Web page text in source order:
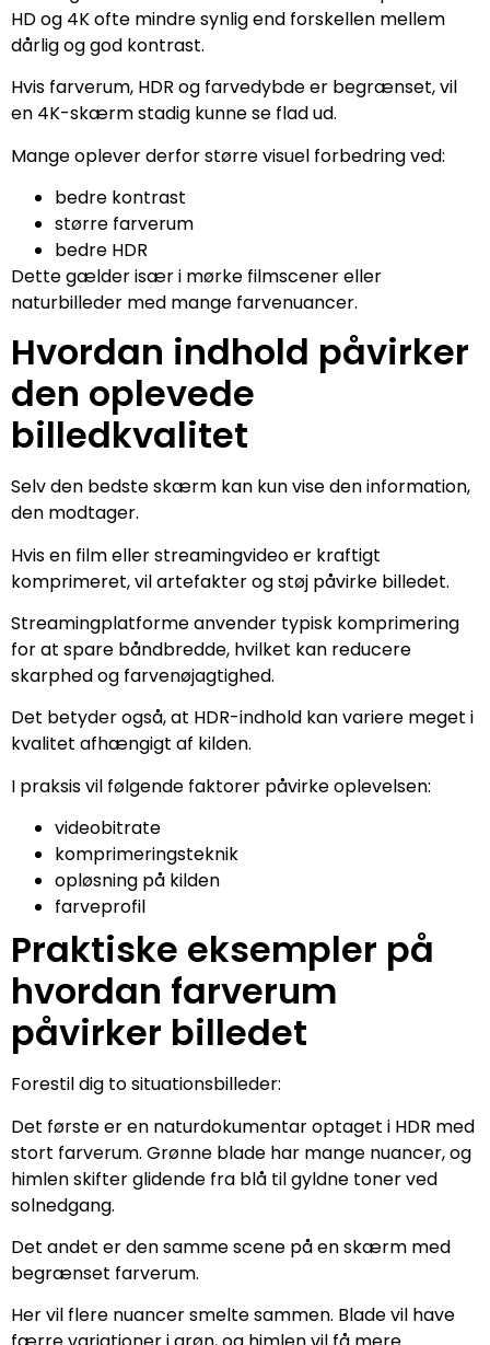
HD og 4K ofte mindre synlig end forskellen mellem
dårlig og god kontrast.
Hvis farverum, HDR og farvedybde er begrænset, vil
en 4K-skærm stadig kunne se flad ud.
Mange oplever derfor større visuel forbedring ved:
bedre kontrast
større farverum
bedre HDR
Dette gælder især i mørke filmscener eller
naturbilleder med mange farvenuancer.
Hvordan indhold påvirker
den oplevede
billedkvalitet
Selv den bedste skærm kan kun vise den information,
den modtager.
Hvis en film eller streamingvideo er kraftigt
komprimeret, vil artefakter og støj påvirke billedet.
Streamingplatforme anvender typisk komprimering
for at spare båndbredde, hvilket kan reducere
skarphed og farvenøjagtighed.
Det betyder også, at HDR-indhold kan variere meget i
kvalitet afhængigt af kilden.
I praksis vil følgende faktorer påvirke oplevelsen:
videobitrate
komprimeringsteknik
opløsning på kilden
farveprofil
Praktiske eksempler på
hvordan farverum
påvirker billedet
Forestil dig to situationsbilleder:
Det første er en naturdokumentar optaget i HDR med
stort farverum. Grønne blade har mange nuancer, og
himlen skifter glidende fra blå til gyldne toner ved
solnedgang.
Det andet er den samme scene på en skærm med
begrænset farverum.
Her vil flere nuancer smelte sammen. Blade vil have